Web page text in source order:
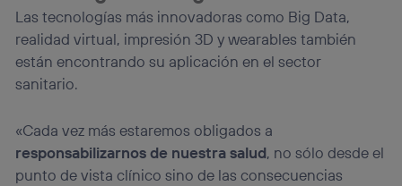
Las tecnologías más innovadoras como Big Data,
realidad virtual, impresión 3D y wearables también
están encontrando su aplicación en el sector
sanitario.
«Cada vez más estaremos obligados a
responsabilizarnos de nuestra salud, no sólo desde el
punto de vista clínico sino de las consecuencias